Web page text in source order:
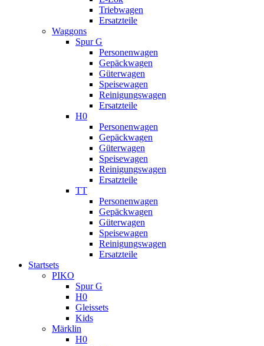
Triebwagen
Ersatzteile
Waggons
Spur G
Personenwagen
Gepäckwagen
Güterwagen
Speisewagen
Reinigungswagen
Ersatzteile
H0
Personenwagen
Gepäckwagen
Güterwagen
Speisewagen
Reinigungswagen
Ersatzteile
TT
Personenwagen
Gepäckwagen
Güterwagen
Speisewagen
Reinigungswagen
Ersatzteile
Startsets
PIKO
Spur G
H0
Gleissets
Kids
Märklin
H0